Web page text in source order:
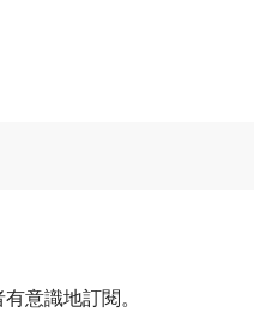
意識地訂閱。